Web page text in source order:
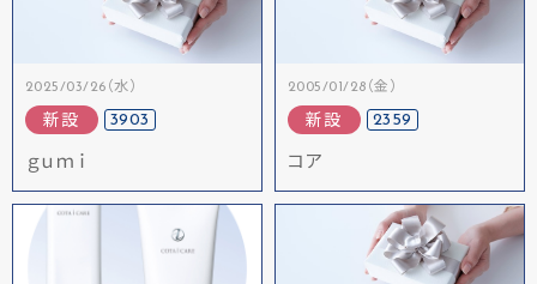
2025/03/26（水）
新設 3903
ｇｕｍｉ
2005/01/28（金）
新設 2359
コア